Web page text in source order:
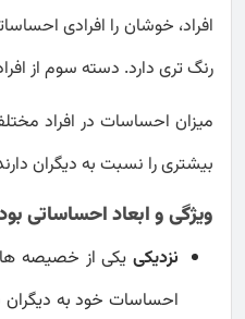
افراد، خوشان را افرادی
رنگ تری دارد. دسته سوم از
میزان احساسات در افراد
بیشتری را نسبت به دیگران
ویژگی و ابعاد احساساتی
نزدیکی یکی از خصیصه
احساسات خود به دیگران